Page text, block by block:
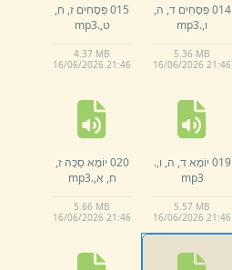
014 פְּסָחִים ד,
ה,
ו,.
mp3
5.36 MB
16/06/2026 21:46
015 פְּסָחִים ז,
ח,
ט,.
mp3
4.37 MB
16/06/2026 21:46
019 יוֹמָא ד, ה, ו,.
mp3
5.57 MB
16/06/2026 21:46
020 יוֹמָא סֻכָּה ז,
ח, א,.
mp3
5.66 MB
16/06/2026 21:46